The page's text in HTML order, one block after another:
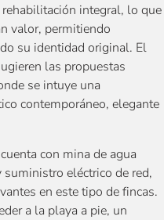
integral, lo que
valor, permitiendo
su identidad original. El
las propuestas
se intuye una
contemporáneo, elegante
con mina de agua
eléctrico de red,
en este tipo de fincas.
a la playa a pie, un